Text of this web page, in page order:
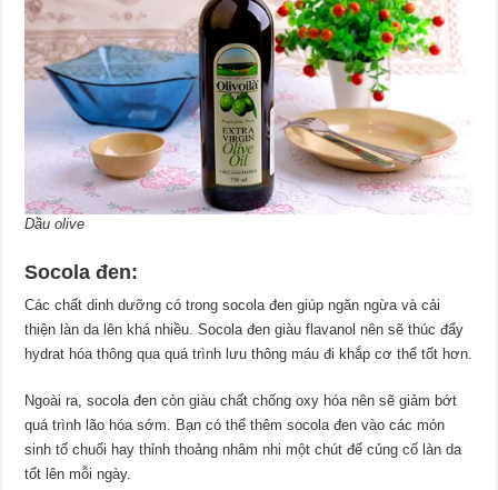
Dầu olive
Socola đen:
Các chất dinh dưỡng có trong socola đen giúp ngăn ngừa và cải
thiện làn da lên khá nhiều. Socola đen giàu flavanol nên sẽ thúc đẩy
hydrat hóa thông qua quá trình lưu thông máu đi khắp cơ thể tốt hơn.
Ngoài ra, socola đen còn giàu chất chống oxy hóa nên sẽ giảm bớt
quá trình lão hóa sớm. Bạn có thể thêm socola đen vào các món
sinh tố chuối hay thỉnh thoảng nhâm nhi một chút để củng cố làn da
tốt lên mỗi ngày.